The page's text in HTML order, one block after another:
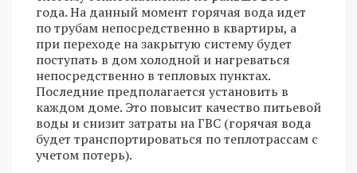
года. На данный момент горячая вода идет
по трубам непосредственно в квартиры, а
при переходе на закрытую систему будет
поступать в дом холодной и нагреваться
непосредственно в тепловых пунктах.
Последние предполагается установить в
каждом доме. Это повысит качество питьевой
воды и снизит затраты на ГВС (горячая вода
будет транспортироваться по теплотрассам с
учетом потерь).